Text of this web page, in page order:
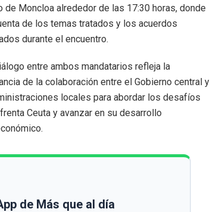
de Moncloa alrededor de las 17:30 horas, donde
de los temas tratados y los acuerdos
durante el encuentro.
entre ambos mandatarios refleja la
de la colaboración entre el Gobierno central y
locales para abordar los desafíos
Ceuta y avanzar en su desarrollo
de Más que al día